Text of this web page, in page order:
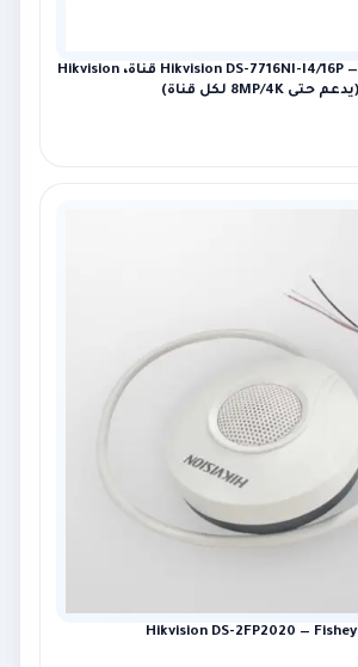
مسجل شبكي Hikvision DS-7716NI-I4/16P — 16 قناة، Hikvision
Hikvision DS-2FP2020 —